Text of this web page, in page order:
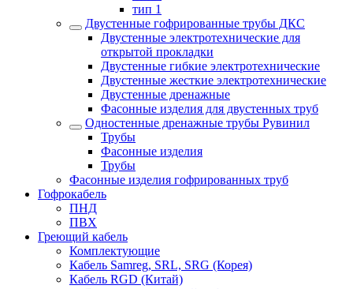
тип 1
Двустенные гофрированные трубы ДКС
Двустенные электротехнические для
открытой прокладки
Двустенные гибкие электротехнические
Двустенные жесткие электротехнические
Двустенные дренажные
Фасонные изделия для двустенных труб
Одностенные дренажные трубы Рувинил
Трубы
Фасонные изделия
Трубы
Фасонные изделия гофрированных труб
Гофрокабель
ПНД
ПВХ
Греющий кабель
Комплектующие
Кабель Samreg, SRL, SRG (Корея)
Кабель RGD (Китай)